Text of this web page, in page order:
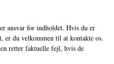
ansvar for indholdet. Hvis du er
er du velkommen til at kontakte os.
retter faktuelle fejl, hvis de